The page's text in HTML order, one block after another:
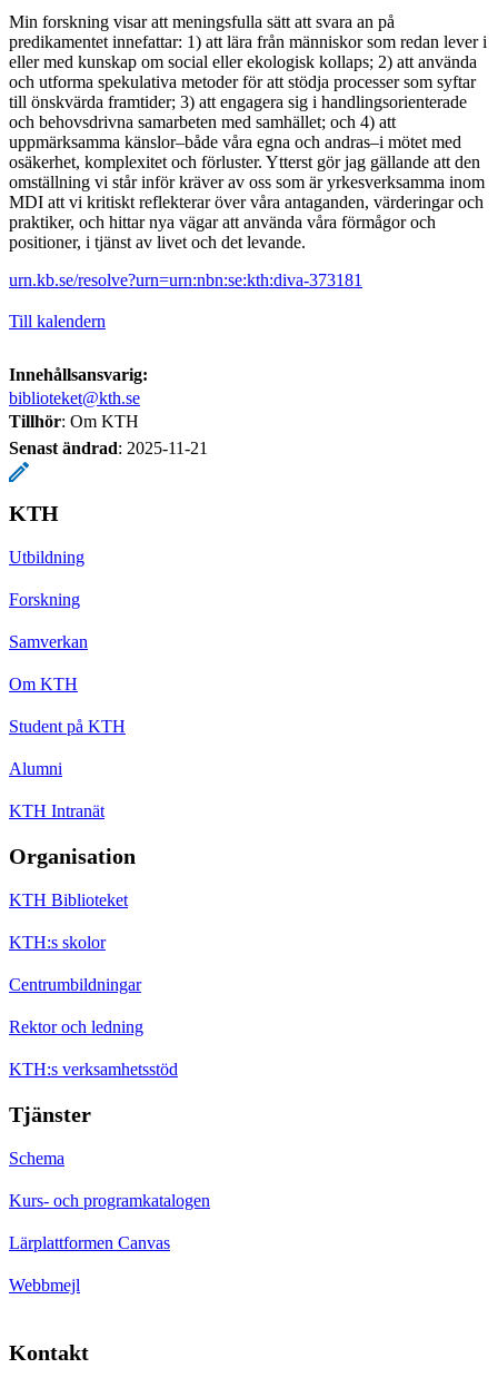
Min forskning visar att meningsfulla sätt att svara an på
predikamentet innefattar: 1) att lära från människor som redan lever i
eller med kunskap om social eller ekologisk kollaps; 2) att använda
och utforma spekulativa metoder för att stödja processer som syftar
till önskvärda framtider; 3) att engagera sig i handlingsorienterade
och behovsdrivna samarbeten med samhället; och 4) att
uppmärksamma känslor–både våra egna och andras–i mötet med
osäkerhet, komplexitet och förluster. Ytterst gör jag gällande att den
omställning vi står inför kräver av oss som är yrkesverksamma inom
MDI att vi kritiskt reflekterar över våra antaganden, värderingar och
praktiker, och hittar nya vägar att använda våra förmågor och
positioner, i tjänst av livet och det levande.
urn.kb.se/resolve?urn=urn:nbn:se:kth:diva-373181
Till kalendern
Innehållsansvarig:
biblioteket@kth.se
Tillhör: Om KTH
Senast ändrad: 2025-11-21
KTH
Utbildning
Forskning
Samverkan
Om KTH
Student på KTH
Alumni
KTH Intranät
Organisation
KTH Biblioteket
KTH:s skolor
Centrumbildningar
Rektor och ledning
KTH:s verksamhetsstöd
Tjänster
Schema
Kurs- och programkatalogen
Lärplattformen Canvas
Webbmejl
Kontakt